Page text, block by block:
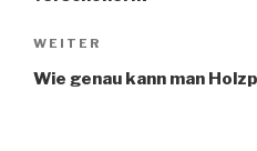
Nächster
Beitrag
WEITER
Wie genau kann man